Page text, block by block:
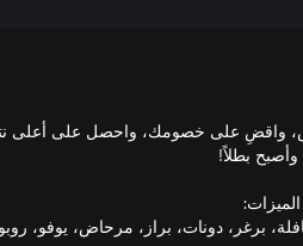
حافلة، برغر، دونات، براز، مرحاض، يوفو،